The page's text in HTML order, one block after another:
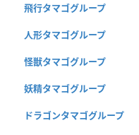
飛行タマゴグループ
人形タマゴグループ
怪獣タマゴグループ
妖精タマゴグループ
ドラゴンタマゴグループ